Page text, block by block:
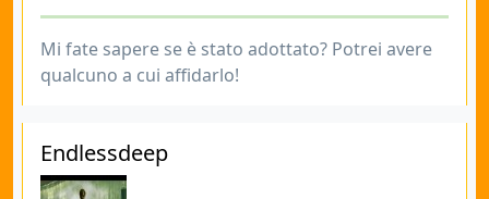
Mi fate sapere se è stato adottato? Potrei avere
qualcuno a cui affidarlo!
Endlessdeep